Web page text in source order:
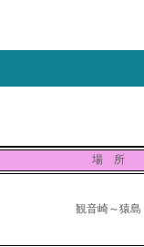
場 所
観音崎～猿島